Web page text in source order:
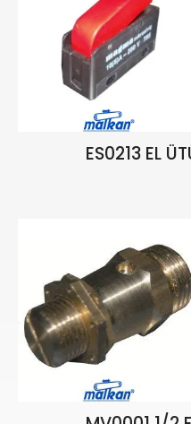
ES0213 EL
112,18